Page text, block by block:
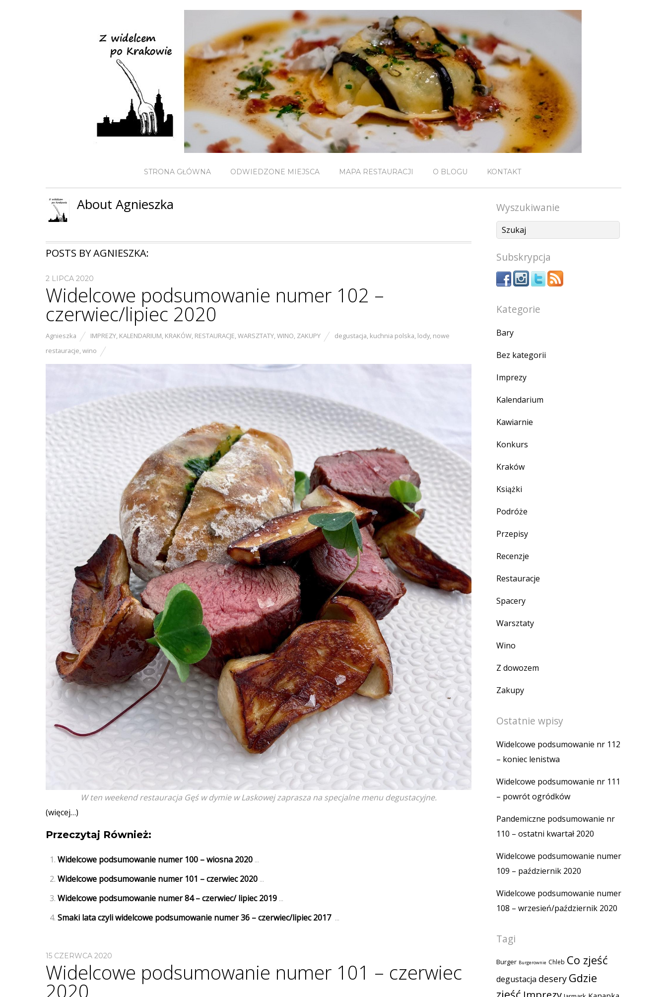
STRONA GŁÓWNA ODWIEDZONE MIEJSCA MAPA RESTAURACJI O BLOGU KONTAKT
About Agnieszka
POSTS BY AGNIESZKA:
2 LIPCA 2020
Widelcowe podsumowanie numer 102 –
czerwiec/lipiec 2020
Agnieszka IMPREZY, KALENDARIUM, KRAKÓW, RESTAURACJE,WARSZTATY,WINO, ZAKUPY degustacja, kuchnia polska, lody, nowe
restauracje,wino
W ten weekend restauracja Gęś w dymie w Laskowej zaprasza na specjalne menu degustacyjne.
(więcej…)
Przeczytaj Również:
Widelcowe podsumowanie numer 100 – wiosna 2020 ...
Widelcowe podsumowanie numer 101 – czerwiec 2020 ...
Widelcowe podsumowanie numer 84 – czerwiec/ lipiec 2019 ...
Smaki lata czyli widelcowe podsumowanie numer 36 – czerwiec/lipiec 2017 ...
15 CZERWCA 2020
Widelcowe podsumowanie numer 101 – czerwiec
2020
Wyszukiwanie
Subskrypcja
Kategorie
Bary
Bez kategorii
Imprezy
Kalendarium
Kawiarnie
Konkurs
Kraków
Książki
Podróże
Przepisy
Recenzje
Restauracje
Spacery
Warsztaty
Wino
Z dowozem
Zakupy
Ostatnie wpisy
Widelcowe podsumowanie nr 112
– koniec lenistwa
Widelcowe podsumowanie nr 111
– powrót ogródków
Pandemiczne podsumowanie nr
110 – ostatni kwartał 2020
Widelcowe podsumowanie numer
109 – październik 2020
Widelcowe podsumowanie numer
108 – wrzesień/październik 2020
Tagi
Burger Burgerownie Chleb Co zjeść
degustacja desery Gdzie
zjeść